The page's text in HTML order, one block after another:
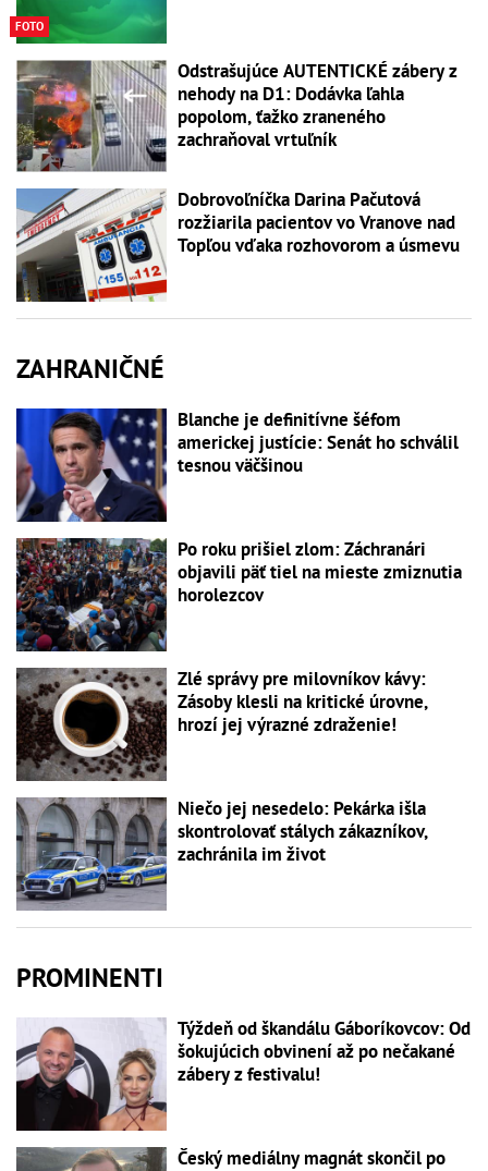
FOTO
Odstrašujúce AUTENTICKÉ zábery z
nehody na D1: Dodávka ľahla
popolom, ťažko zraneného
zachraňoval vrtuľník
Dobrovoľníčka Darina Pačutová
rozžiarila pacientov vo Vranove nad
Topľou vďaka rozhovorom a úsmevu
ZAHRANIČNÉ
Blanche je definitívne šéfom
americkej justície: Senát ho schválil
tesnou väčšinou
Po roku prišiel zlom: Záchranári
objavili päť tiel na mieste zmiznutia
horolezcov
Zlé správy pre milovníkov kávy:
Zásoby klesli na kritické úrovne,
hrozí jej výrazné zdraženie!
Niečo jej nesedelo: Pekárka išla
skontrolovať stálych zákazníkov,
zachránila im život
PROMINENTI
Týždeň od škandálu Gáboríkovcov: Od
šokujúcich obvinení až po nečakané
zábery z festivalu!
Český mediálny magnát skončil po